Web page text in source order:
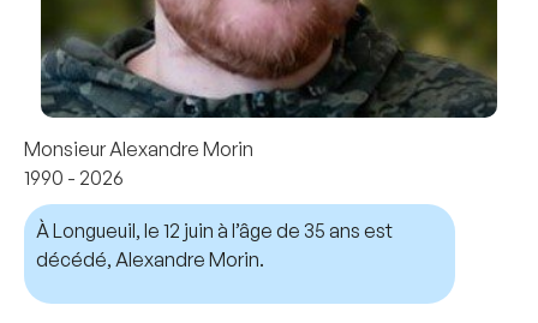
Monsieur Alexandre Morin
1990 - 2026
À Longueuil, le 12 juin à l’âge de 35 ans est
décédé, Alexandre Morin.